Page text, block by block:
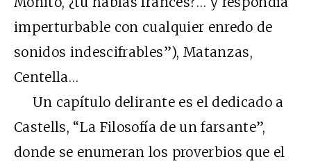
imperturbable con cualquier enredo de
sonidos indescifrables”), Matanzas,
Centella…
Un capítulo delirante es el dedicado a
Castells, “La Filosofía de un farsante”,
donde se enumeran los proverbios que el